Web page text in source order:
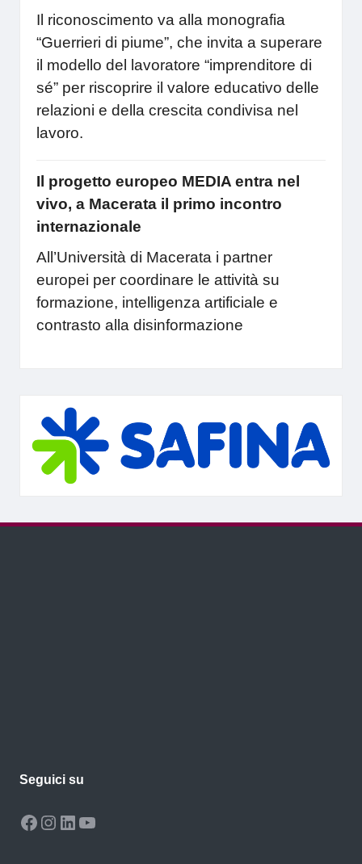
Il riconoscimento va alla monografia
“Guerrieri di piume”, che invita a superare
il modello del lavoratore “imprenditore di
sé” per riscoprire il valore educativo delle
relazioni e della crescita condivisa nel
lavoro.
Il progetto europeo MEDIA entra nel
vivo, a Macerata il primo incontro
internazionale
All’Università di Macerata i partner
europei per coordinare le attività su
formazione, intelligenza artificiale e
contrasto alla disinformazione
Seguici su
Facebook
Instagram
LinkedIn
YouTube